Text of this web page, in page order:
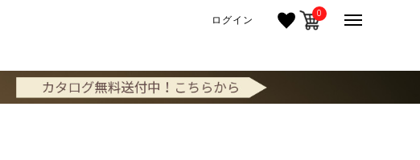
ログイン 0